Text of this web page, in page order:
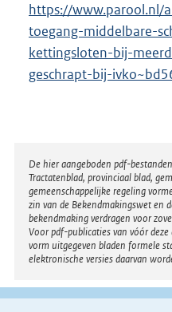
https://www.parool.nl/
toegang-middelbare-
kettingsloten-bij-
geschrapt-bij-
Disclaimer
De hier aangeboden pdf-
Tractatenblad, provinciaal blad,
gemeenschappelijke regeling
zin van de Bekendmakingswet en
bekendmaking verdragen voor
Voor pdf-publicaties van vóór
vorm uitgegeven bladen formele
elektronische versies daarvan